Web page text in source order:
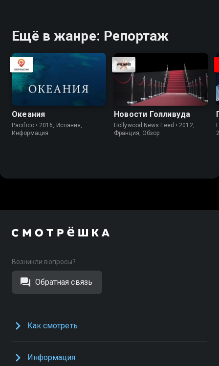
Ещё в жанре: Репортаж
Океания
Pacifico • 2016, Испания,
Информация
Новости Голливуда
Hollywood News Feed • 2012,
Франция, Обзор
Возникли вопросы?
Обратная связь
Как смотреть
Информация